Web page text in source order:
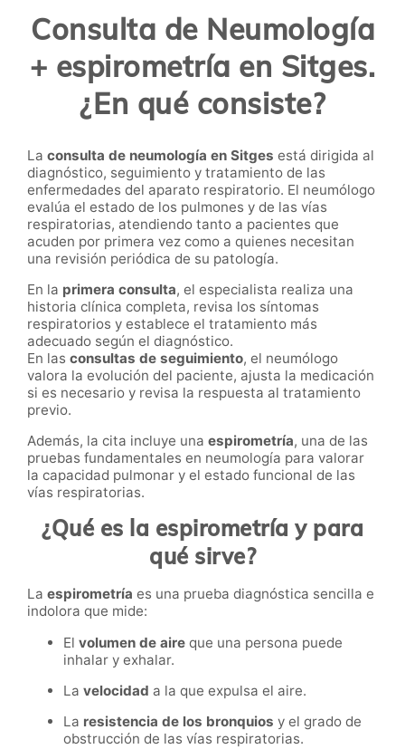
Consulta de Neumología
+ espirometría en Sitges.
¿En qué consiste?
La consulta de neumología en Sitges está dirigida al
diagnóstico, seguimiento y tratamiento de las
enfermedades del aparato respiratorio. El neumólogo
evalúa el estado de los pulmones y de las vías
respiratorias, atendiendo tanto a pacientes que
acuden por primera vez como a quienes necesitan
una revisión periódica de su patología.
En la primera consulta, el especialista realiza una
historia clínica completa, revisa los síntomas
respiratorios y establece el tratamiento más
adecuado según el diagnóstico.
En las consultas de seguimiento, el neumólogo
valora la evolución del paciente, ajusta la medicación
si es necesario y revisa la respuesta al tratamiento
previo.
Además, la cita incluye una espirometría, una de las
pruebas fundamentales en neumología para valorar
la capacidad pulmonar y el estado funcional de las
vías respiratorias.
¿Qué es la espirometría y para
qué sirve?
La espirometría es una prueba diagnóstica sencilla e
indolora que mide:
El volumen de aire que una persona puede
inhalar y exhalar.
La velocidad a la que expulsa el aire.
La resistencia de los bronquios y el grado de
obstrucción de las vías respiratorias.